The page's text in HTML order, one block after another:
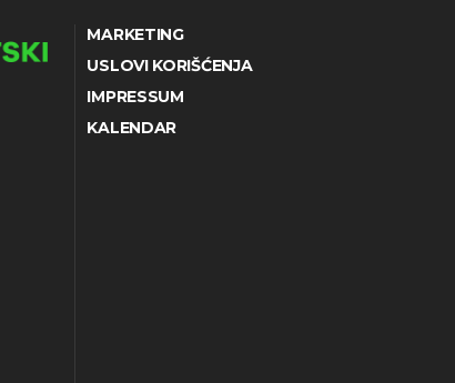
MARKETING
USLOVI KORIŠĆENJA
IMPRESSUM
KALENDAR